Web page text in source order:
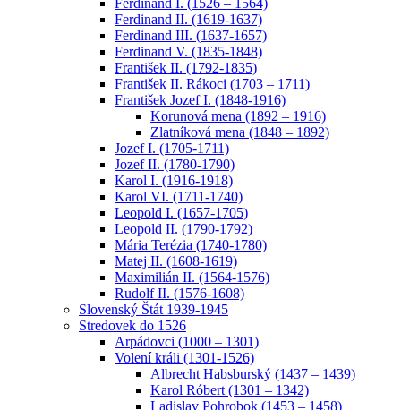
Ferdinand I. (1526 – 1564)
Ferdinand II. (1619-1637)
Ferdinand III. (1637-1657)
Ferdinand V. (1835-1848)
František II. (1792-1835)
František II. Rákoci (1703 – 1711)
František Jozef I. (1848-1916)
Korunová mena (1892 – 1916)
Zlatníková mena (1848 – 1892)
Jozef I. (1705-1711)
Jozef II. (1780-1790)
Karol I. (1916-1918)
Karol VI. (1711-1740)
Leopold I. (1657-1705)
Leopold II. (1790-1792)
Mária Terézia (1740-1780)
Matej II. (1608-1619)
Maximilián II. (1564-1576)
Rudolf II. (1576-1608)
Slovenský Štát 1939-1945
Stredovek do 1526
Arpádovci (1000 – 1301)
Volení králi (1301-1526)
Albrecht Habsburský (1437 – 1439)
Karol Róbert (1301 – 1342)
Ladislav Pohrobok (1453 – 1458)